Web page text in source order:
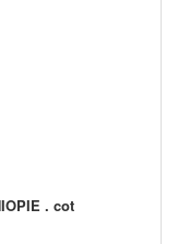
. cot